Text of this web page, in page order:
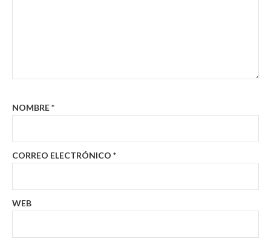
NOMBRE*
CORREO ELECTRÓNICO *
WEB